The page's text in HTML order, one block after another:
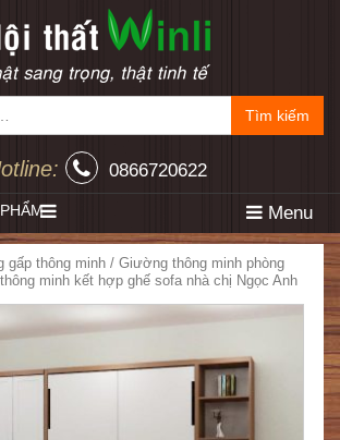
Tìm kiếm
0866720622
Menu
gấp thông minh / Giường thông minh phòng
minh kết hợp ghế sofa nhà chị Ngọc Anh